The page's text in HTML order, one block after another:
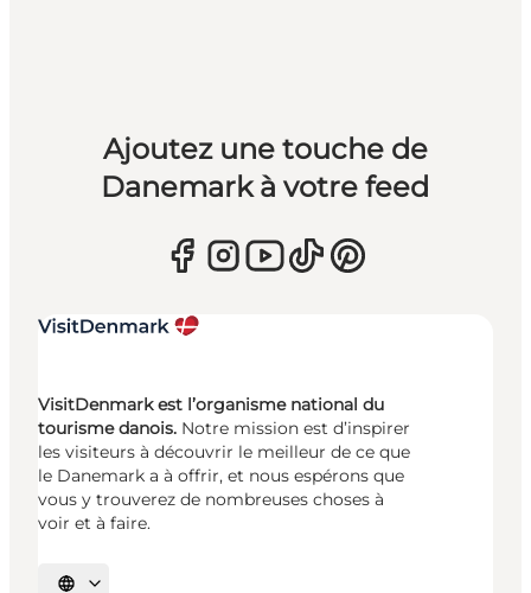
Ajoutez une touche de
Danemark à votre feed
VisitDenmark est l’organisme national du
tourisme danois. Notre mission est d’inspirer
les visiteurs à découvrir le meilleur de ce que
le Danemark a à offrir, et nous espérons que
vous y trouverez de nombreuses choses à
voir et à faire.